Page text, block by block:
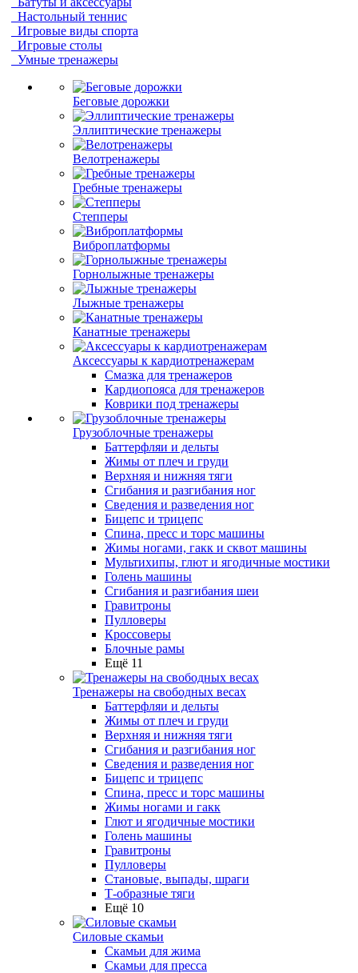
Настольный теннис
Игровые виды спорта
Игровые столы
Умные тренажеры
Беговые дорожки
Эллиптические тренажеры
Велотренажеры
Гребные тренажеры
Степперы
Виброплатформы
Горнолыжные тренажеры
Лыжные тренажеры
Канатные тренажеры
Аксессуары к кардиотренажерам
Смазка для тренажеров
Кардиопояса для тренажеров
Коврики под тренажеры
Грузоблочные тренажеры
Баттерфляи и дельты
Жимы от плеч и груди
Верхняя и нижняя тяги
Сгибания и разгибания ног
Сведения и разведения ног
Бицепс и трицепс
Спина, пресс и торс машины
Жимы ногами, гакк и сквот машины
Мультихипы, глют и ягодичные мостики
Голень машины
Сгибания и разгибания шеи
Гравитроны
Пулловеры
Кроссоверы
Блочные рамы
Ещё 11
Тренажеры на свободных весах
Баттерфляи и дельты
Жимы от плеч и груди
Верхняя и нижняя тяги
Сгибания и разгибания ног
Сведения и разведения ног
Бицепс и трицепс
Спина, пресс и торс машины
Жимы ногами и гакк
Глют и ягодичные мостики
Голень машины
Гравитроны
Пулловеры
Становые, выпады, шраги
Т-образные тяги
Ещё 10
Силовые скамьи
Скамьи для жима
Скамьи для пресса